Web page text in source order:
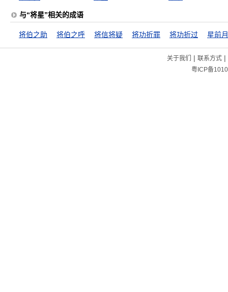
与“将星”相关的成语
将伯之助 将伯之呼 将信将疑 将功折罪 将功折过 星前
关于我们 | 联系方式|
粤ICP备